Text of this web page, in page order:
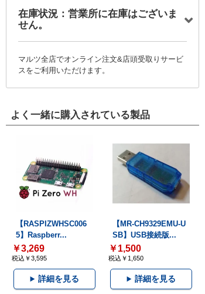
在庫状況：営業所に在庫はございま
せん。
マルツ全店でオンライン注文&店頭受取りサービ
スをご利用いただけます。
よく一緒に購入されている製品
【RASPIZWHSC006
5】Raspberr...
￥3,269
税込￥3,595
詳細を見る
【MR-CH9329EMU-U
SB】USB接続版...
￥1,500
税込￥1,650
詳細を見る